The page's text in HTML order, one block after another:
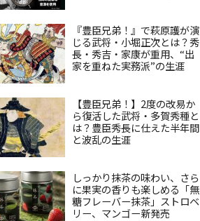
『豊臣兄弟！』で萩原護が演
じる武将・小堀正次とは？秀
長・秀吉・家康が重用、“出
家を重ねた実務派”の生涯
【豊臣兄弟！】2度の改易か
ら復活した武将・多賀秀種と
は？豊臣秀長に仕えた半年間
と波乱の生涯
しっかり抹茶の味わい、さら
に果実の香りも楽しめる「無
糖フレーバー抹茶」ストロベ
リー、マンゴー新発売